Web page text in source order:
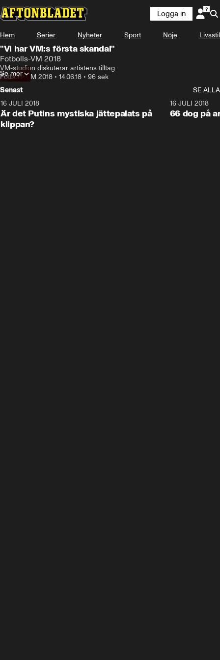
Logga in
Hem Serier Nyheter Sport Nöje Livsstil
"Vi har VM:s första skandal"
Fotbolls-VM 2018
VM-studion diskuterar artistens tilltag.
Fotbolls-VM 2018 • 14.06.18 • 96 sek
Se mer
Senast
SE ALLA
16 JULI 2018
Är det Putins mystiska jättepalats på
klippan?
16 JULI 2018
66 dog på